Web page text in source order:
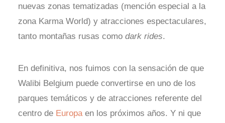
nuevas zonas tematizadas (mención especial a la
zona Karma World) y atracciones espectaculares,
tanto montañas rusas como dark rides.
En definitiva, nos fuimos con la sensación de que
Walibi Belgium puede convertirse en uno de los
parques temáticos y de atracciones referente del
centro de Europaen los próximos años. Y ni que